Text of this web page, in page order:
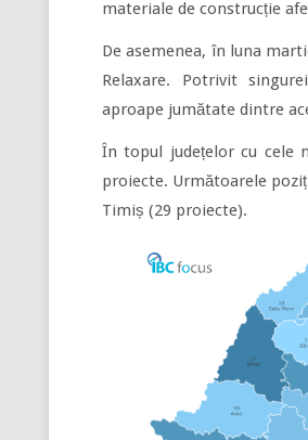
materiale de construcție
De asemenea, în luna
Relaxare. Potrivit
aproape jumătate dintre
În topul județelor cu cele
proiecte. Următoarele
Timiș (29 proiecte).